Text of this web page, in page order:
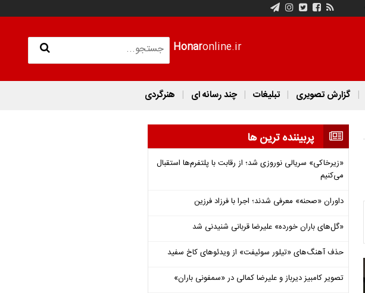
Honaronline.ir
گزارش تصویری تبلیغات چند رسانه ای هنرگردی
پربیننده ترین ها
«زیرخاکی» سریالی نوروزی شد؛ از رقابت با پلتفرم‌ها استقبال
می‌کنیم
داوران «صحنه» معرفی شدند؛ اجرا با فرزاد فرزین
«گل‌های باران خورده» علیرضا قربانی شنیدنی شد
حذف آهنگ‌های «تیلور سوئیفت» از ویدئوهای کاخ سفید
تصویر کامبیز دیرباز و علیرضا کمالی در «سمفونی باران»